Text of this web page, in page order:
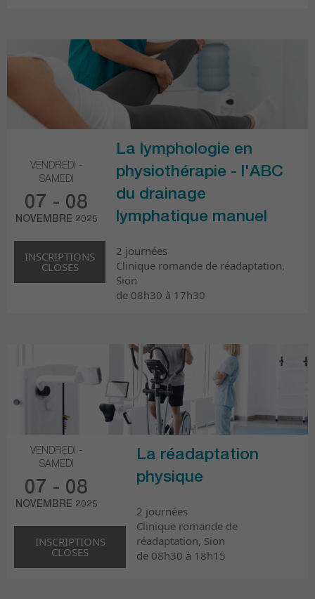
VENDREDI -
SAMEDI
07 - 08
NOVEMBRE 2025
INSCRIPTIONS
CLOSES
La lymphologie en
physiothérapie - l'ABC
du drainage
lymphatique manuel
2 journées
Clinique romande de réadaptation,
Sion
de 08h30 à 17h30
VENDREDI -
SAMEDI
07 - 08
NOVEMBRE 2025
INSCRIPTIONS
CLOSES
La réadaptation
physique
2 journées
Clinique romande de
réadaptation, Sion
de 08h30 à 18h15